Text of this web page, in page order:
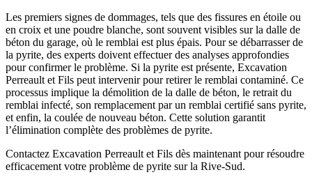
Les premiers signes de dommages, tels que des fissures en étoile ou
en croix et une poudre blanche, sont souvent visibles sur la dalle de
béton du garage, où le remblai est plus épais. Pour se débarrasser de
la pyrite, des experts doivent effectuer des analyses approfondies
pour confirmer le problème. Si la pyrite est présente, Excavation
Perreault et Fils peut intervenir pour retirer le remblai contaminé. Ce
processus implique la démolition de la dalle de béton, le retrait du
remblai infecté, son remplacement par un remblai certifié sans pyrite,
et enfin, la coulée de nouveau béton. Cette solution garantit
l’élimination complète des problèmes de pyrite.
Contactez Excavation Perreault et Fils dès maintenant pour résoudre
efficacement votre problème de pyrite sur la Rive-Sud.